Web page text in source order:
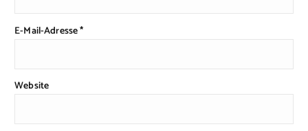
E-Mail-Adresse*
Website